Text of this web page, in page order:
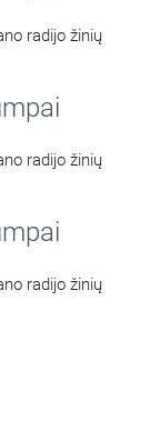
radijo žinių
radijo žinių
radijo žinių